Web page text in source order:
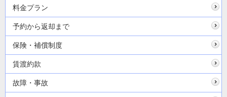
料金プラン
予約から返却まで
保険・補償制度
賃渡約款
故障・事故